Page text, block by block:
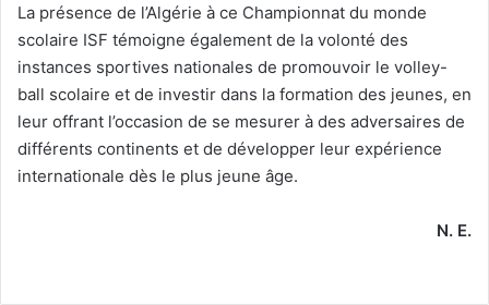
La présence de l’Algérie à ce Championnat du monde
scolaire ISF témoigne également de la volonté des
instances sportives nationales de promouvoir le volley-
ball scolaire et de investir dans la formation des jeunes, en
leur offrant l’occasion de se mesurer à des adversaires de
différents continents et de développer leur expérience
internationale dès le plus jeune âge.
N. E.